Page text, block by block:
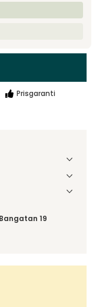
Prisgaranti
själv i kassan
hela ordern
19